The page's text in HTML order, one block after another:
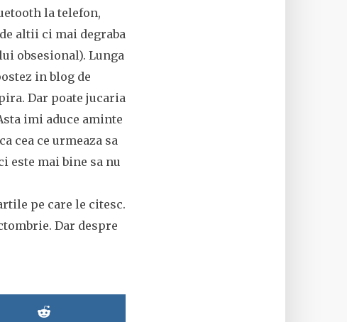
la telefon,
altii ci mai degraba
obsesional). Lunga
in blog de
Dar poate jucaria
imi aduce aminte
cea ce urmeaza sa
este mai bine sa nu
pe care le citesc.
Dar despre